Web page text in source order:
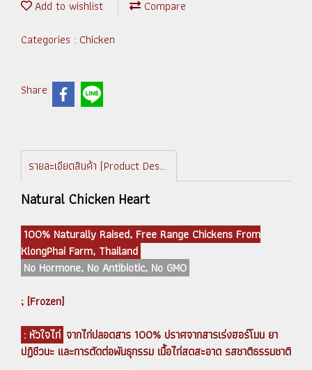
Add to wishlist
Compare
Categories : Chicken
Share
รายละเอียดสินค้า (Product Description)
Natural Chicken Heart
100% Naturally Raised, Free Range Chickens From
KlongPhai Farm, Thailand
No Hormone, No Antibiotic, No GMO
; [Frozen]
: หัวใจไก่ จากไก่ปลอดสาร 100% ปราศจากสารเร่งฮอร์โมน ยา
ปฏิชีวนะ และการตัดต่อพันธุกรรม เนื้อไก่สดสะอาด รสชาติธรรมชาติ